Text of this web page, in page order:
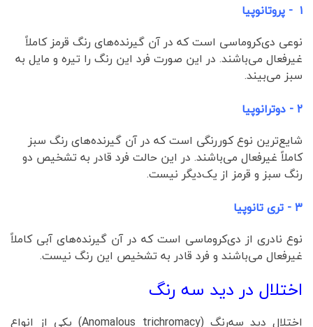
۱ - پروتانوپیا
نوعی دی‌کروماسی است که در آن گیرنده‌های رنگ قرمز کاملاً
غیرفعال می‌باشند. در این صورت فرد این رنگ را تیره و مایل به
سبز می‌بیند.
۲ - دوترانوپیا
شایع‌ترین نوع کوررنگی است که در آن گیرنده‌های رنگ سبز
کاملاً غیرفعال می‌باشند. در این حالت فرد قادر به تشخیص دو
رنگ سبز و قرمز از یک‌دیگر نیست.
۳ - تری ‌تانوپیا
نوع نادری از دی‌کروماسی است که در آن گیرنده‌های آبی کاملاً
غیرفعال می‌باشند و فرد قادر به تشخیص این رنگ نیست.
اختلال در دید سه‌ رنگ
اختلال دید سه‌رنگ (Anomalous trichromacy) یکی از انواع